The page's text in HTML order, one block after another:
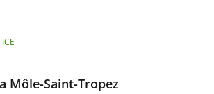
Môle-Saint-Tropez